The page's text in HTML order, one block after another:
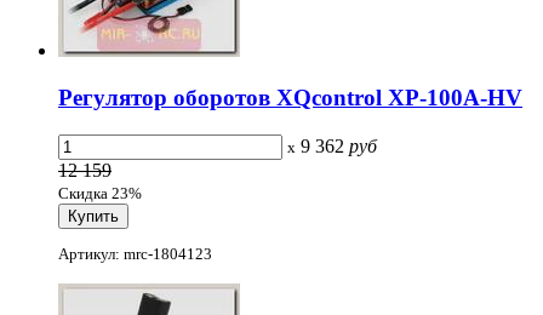
Регулятор оборотов XQcontrol XP-100A-HV
x 9 362 руб
12 159
Скидка 23%
Артикул: mrc-1804123